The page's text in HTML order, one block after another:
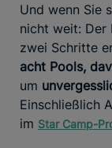
Und wenn Sie
nicht weit: Der
zwei Schritte
acht Pools,
um
Einschließlich
im Star Camp-